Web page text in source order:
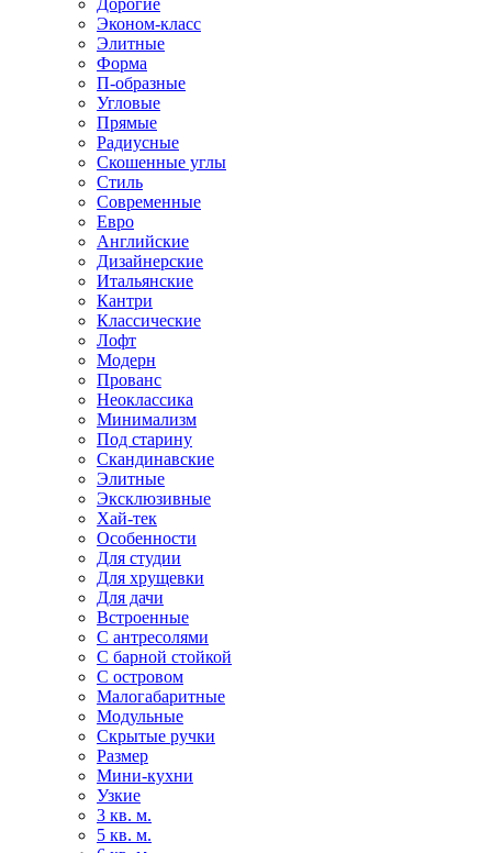
Дорогие
Эконом-класс
Элитные
Форма
П-образные
Угловые
Прямые
Радиусные
Скошенные углы
Стиль
Современные
Евро
Английские
Дизайнерские
Итальянские
Кантри
Классические
Лофт
Модерн
Прованс
Неоклассика
Минимализм
Под старину
Скандинавские
Элитные
Эксклюзивные
Хай-тек
Особенности
Для студии
Для хрущевки
Для дачи
Встроенные
С антресолями
С барной стойкой
С островом
Малогабаритные
Модульные
Скрытые ручки
Размер
Мини-кухни
Узкие
3 кв. м.
5 кв. м.